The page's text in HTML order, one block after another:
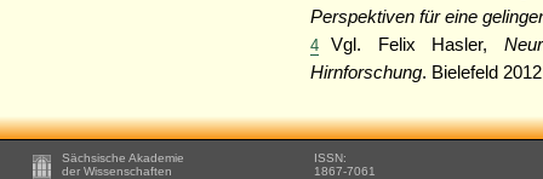
Perspektiven für eine
4 Vgl. Felix Hasler,
Hirnforschung. Bielefeld
Footer
Sächsische Akademie
der Wissenschaften
ISSN:
1867-7061